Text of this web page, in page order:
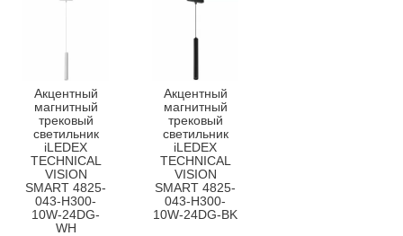
Акцентный
магнитный
трековый
светильник
iLEDEX
TECHNICAL
VISION
SMART 4825-
043-H300-
10W-24DG-
WH
Акцентный
магнитный
трековый
светильник
iLEDEX
TECHNICAL
VISION
SMART 4825-
043-H300-
10W-24DG-BK